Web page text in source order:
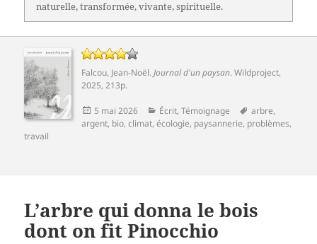
naturelle, transformée, vivante, spirituelle.
Falcou, Jean-Noël.Journal d'un paysan. Wildproject,
2025, 213p.
Publié
le
5 mai 2026 Catégories
Écrit, Témoignage
Mots-
clés
arbre,
argent, bio, climat, écologie, paysannerie, problèmes,
travail
L’arbre qui donna le bois
dont on fit Pinocchio